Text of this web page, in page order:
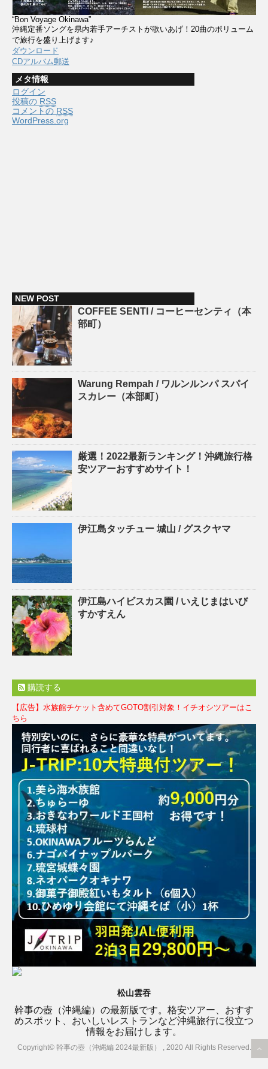
“Bon Voyage Okinawa”
沖縄定番ソングを県内若手アーチストが歌いあげ！20曲のボリューム
で旅行を盛り上げます♪
ダウンロード
CDアルバム郵送
メタ情報
ログイン
投稿の RSS
コメントの RSS
WordPress.org
NEW POST
COFFEE SENTI / コーヒーセンティ（本
部町）
Warung Rempah / ワルンルンパ スパイ
スカレー（本部町）
厳選！2022最新ランキング！沖縄旅行格
安ツアーおすすめサイト！
伊江島タッチュー 城山 / グスクヤマ
伊江島ハイビスカス園 / いえじまはいび
すかすえん
購読する
【広告】水族館チケット含めてGOTO割引対象！イチオシツアーはこ
ちら
松山雲吞
幹事の壺（沖縄編）の最新版です。格安ツアー、おすす
めスポット、おいしいレストランなど沖縄旅行に役立つ
情報をお届けします。
Copyright© 幹事の壺（沖縄編 2024最新版） , 2020 All Rights Reserved.